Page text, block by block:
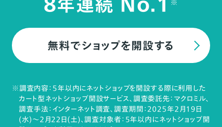
※
無料でショップを開設する
※調査内容：5年以内にネットショップを開設する際に利用した
カート型ネットショップ開設サービス、調査委託先：マクロミル、
調査手法：インターネット調査、調査期間：2025年2月19日
(水)～2月22日(土)、調査対象者：5年以内にネットショップ開